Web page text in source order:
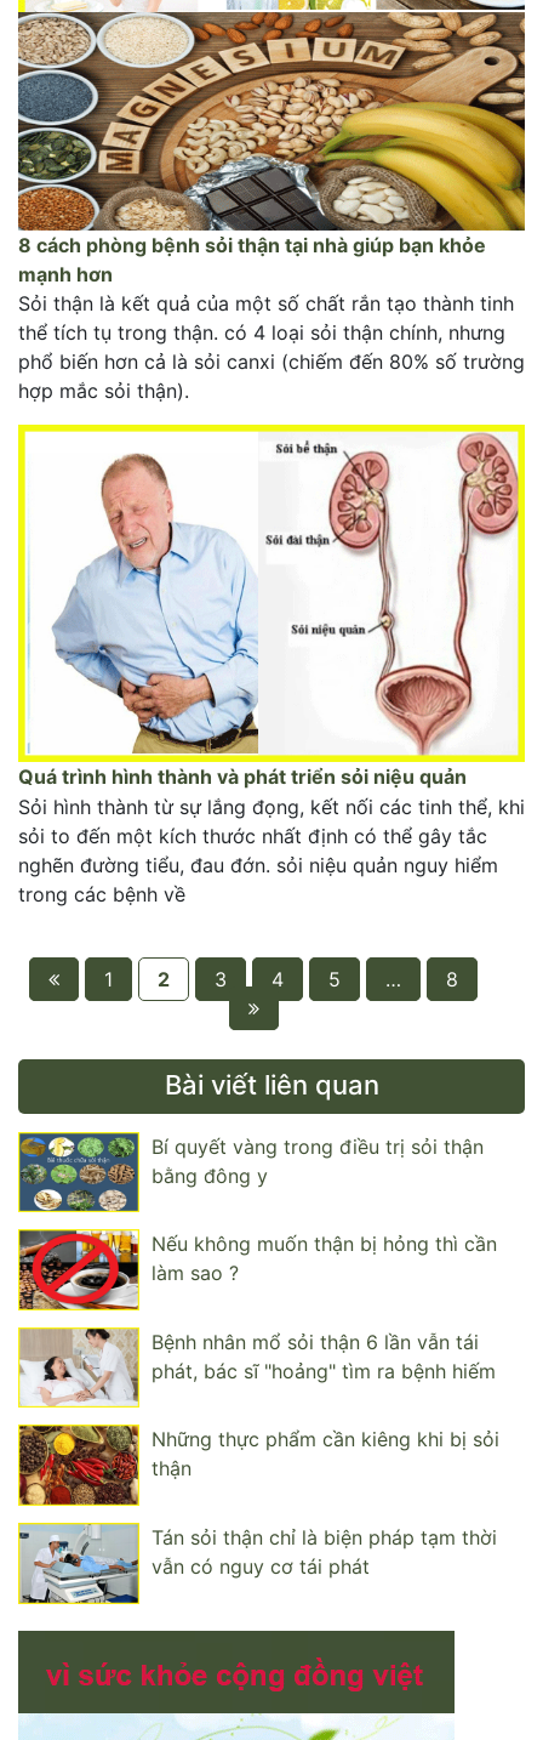
8 cách phòng bệnh sỏi thận tại nhà giúp bạn khỏe
mạnh hơn
Sỏi thận là kết quả của một số chất rắn tạo thành tinh
thể tích tụ trong thận. có 4 loại sỏi thận chính, nhưng
phổ biến hơn cả là sỏi canxi (chiếm đến 80% số trường
hợp mắc sỏi thận).
Quá trình hình thành và phát triển sỏi niệu quản
Sỏi hình thành từ sự lắng đọng, kết nối các tinh thể, khi
sỏi to đến một kích thước nhất định có thể gây tắc
nghẽn đường tiểu, đau đớn. sỏi niệu quản nguy hiểm
trong các bệnh về
1 2 3 4 5 … 8
Bài viết liên quan
Bí quyết vàng trong điều trị sỏi thận
bằng đông y
Nếu không muốn thận bị hỏng thì cần
làm sao ?
Bệnh nhân mổ sỏi thận 6 lần vẫn tái
phát, bác sĩ "hoảng" tìm ra bệnh hiếm
Những thực phẩm cần kiêng khi bị sỏi
thận
Tán sỏi thận chỉ là biện pháp tạm thời
vẫn có nguy cơ tái phát